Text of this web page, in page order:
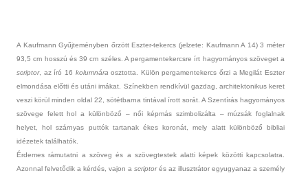
A Kauf­mann Gyűjteményben őrzött Eszter-tekercs (jel­zete: Kauf­mann A 14) 3 méter
93,5 cm hosszú és 39 cm széles. A per­gamen­tekercsre írt hagyományos szöveget a
scrip­tor, az író 16 kolum­nára osztot­ta. Külön per­gamen­tekercs őrzi a Megilát Eszt­er
el­mondása előtti és utáni imákat. Színekb­en rendkívül gaz­dag, architek­tonikus keret
veszi körül mind­en oldal 22, sötét­barna tintával írott sorát. A Szentírás hagyományos
szövege felett hol a különböző – női képmás szim­bolizál­ta – múzsák fog­lalnak
helyet, hol szárnyas puttók tar­tanak ékes koronát, mely alatt különböző bi­bliai
idézetek találhatók.
Érdemes rámutat­ni a szöveg és a szöveg­testek al­at­ti képek közötti kapcsolat­ra.
Azonn­al fel­vetődik a kérdés, vajon a scrip­torés az il­lusztrátor egyugyanaz a személy